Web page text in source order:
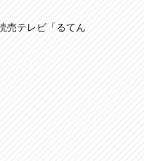
売テレビ「るてん